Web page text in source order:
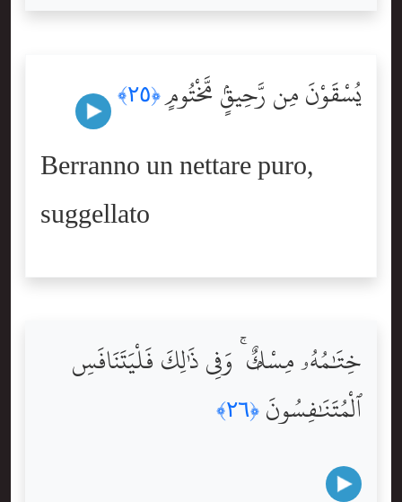
يُسْقَوْنَ مِن رَّحِيقٍۢ مَّخْتُومٍ﴿٢٥﴾
Berranno un nettare puro,
suggellato
خِتَٰمُهُۥ مِسْكٌۭ ۚ وَفِى ذَٰلِكَ فَلْيَتَنَافَسِ
ٱلْمُتَنَٰفِسُونَ ﴿٢٦﴾